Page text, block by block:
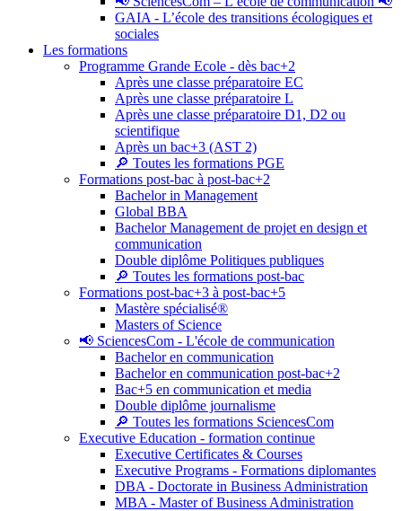
GAIA - L’école des transitions écologiques et
sociales
Les formations
Programme Grande Ecole - dès bac+2
Après une classe préparatoire EC
Après une classe préparatoire L
Après une classe préparatoire D1, D2 ou
scientifique
Après un bac+3 (AST 2)
🔎 Toutes les formations PGE
Formations post-bac à post-bac+2
Bachelor in Management
Global BBA
Bachelor Management de projet en design et
communication
Double diplôme Politiques publiques
🔎 Toutes les formations post-bac
Formations post-bac+3 à post-bac+5
Mastère spécialisé®
Masters of Science
📢 SciencesCom - L'école de communication
Bachelor en communication
Bachelor en communication post-bac+2
Bac+5 en communication et media
Double diplôme journalisme
🔎 Toutes les formations SciencesCom
Executive Education - formation continue
Executive Certificates & Courses
Executive Programs - Formations diplomantes
DBA - Doctorate in Business Administration
MBA - Master of Business Administration